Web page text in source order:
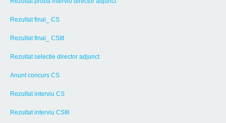
Rezultat final_ CS
Rezultat final_ CSIII
Rezultat selectie director adjunct
Anunt concurs CS
Rezultat interviu CS
Rezultat interviu CSIII